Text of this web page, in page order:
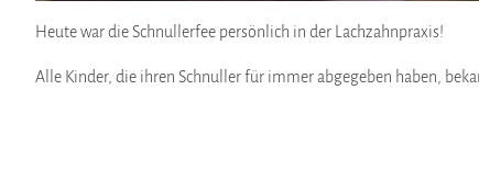
Heute war die Schnullerfee persönlich in der Lachzahnpraxis!
Alle Kinder, die ihren Schnuller für immer abgegeben haben,